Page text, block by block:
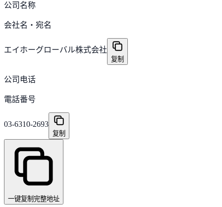
公司名称
会社名・宛名
エイホーグローバル株式会社
复制
公司电话
電話番号
03-6310-2693
复制
一键复制完整地址